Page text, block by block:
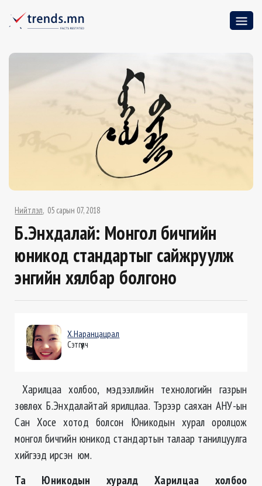
Нийтлэл 05 сарын 07, 2018
Б.Энхдалай: Монгол бичгийн
юникод стандартыг сайжруулж
энгийн хялбар болгоно
Х.Наранцацрал
Сэтгүүлч
Харилцаа холбоо, мэдээллийн технологийн газрын
зөвлөх Б.Энхдалайтай ярилцлаа. Тэрээр саяхан АНУ-ын
Сан Хосе хотод болсон Юникодын хурал оролцож
монгол бичгийн юникод стандартын талаар танилцуулга
хийгээд ирсэн юм.
Та Юникодын хуралд Харилцаа холбоо